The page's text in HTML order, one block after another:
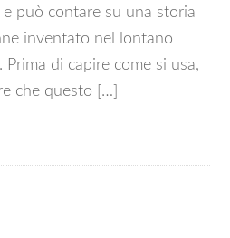
e può contare su una storia
inventato nel lontano
Prima di capire come si usa,
che questo […]